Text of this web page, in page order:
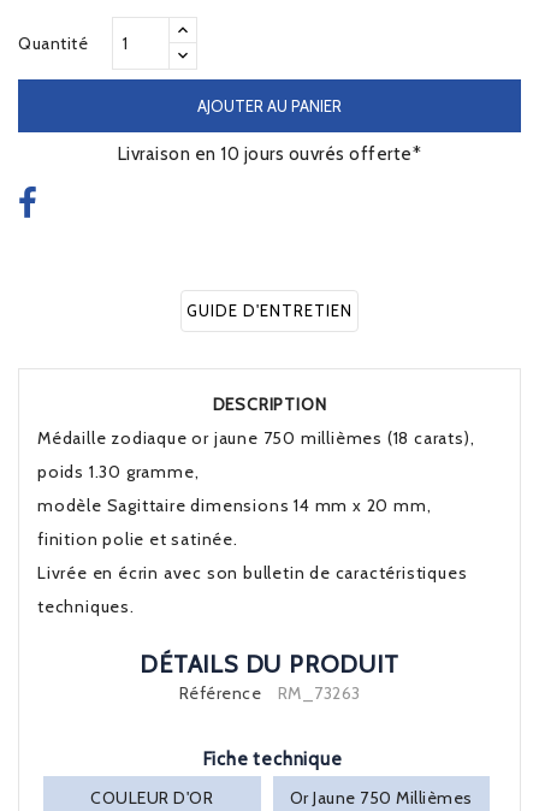
Quantité
AJOUTER AU PANIER
Livraison en 10 jours ouvrés offerte*
GUIDE D'ENTRETIEN
DESCRIPTION
Médaille zodiaque or jaune 750 millièmes (18 carats),
poids 1.30 gramme,
modèle Sagittaire dimensions 14 mm x 20 mm,
finition polie et satinée.
Livrée en écrin avec son bulletin de caractéristiques
techniques.
DÉTAILS DU PRODUIT
Référence RM_73263
Fiche technique
COULEUR D'OR
Or Jaune 750 Millièmes